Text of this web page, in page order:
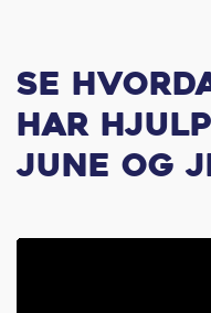
Se
har
June og